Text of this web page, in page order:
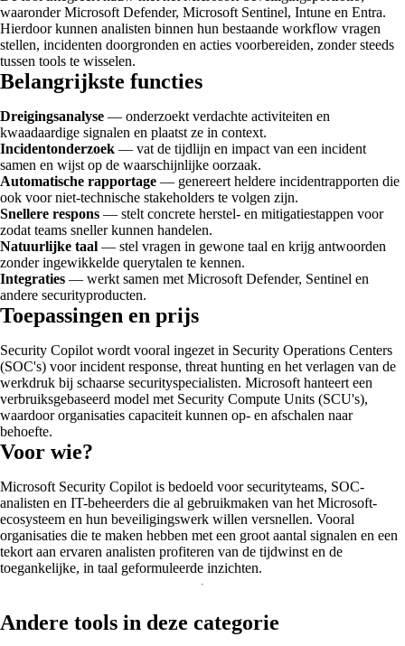
waaronder Microsoft Defender, Microsoft Sentinel, Intune en Entra.
Hierdoor kunnen analisten binnen hun bestaande workflow vragen
stellen, incidenten doorgronden en acties voorbereiden, zonder steeds
tussen tools te wisselen.
Belangrijkste functies
Dreigingsanalyse — onderzoekt verdachte activiteiten en
kwaadaardige signalen en plaatst ze in context.
Incidentonderzoek — vat de tijdlijn en impact van een incident
samen en wijst op de waarschijnlijke oorzaak.
Automatische rapportage — genereert heldere incidentrapporten die
ook voor niet-technische stakeholders te volgen zijn.
Snellere respons — stelt concrete herstel- en mitigatiestappen voor
zodat teams sneller kunnen handelen.
Natuurlijke taal — stel vragen in gewone taal en krijg antwoorden
zonder ingewikkelde querytalen te kennen.
Integraties — werkt samen met Microsoft Defender, Sentinel en
andere securityproducten.
Toepassingen en prijs
Security Copilot wordt vooral ingezet in Security Operations Centers
(SOC's) voor incident response, threat hunting en het verlagen van de
werkdruk bij schaarse securityspecialisten. Microsoft hanteert een
verbruiksgebaseerd model met Security Compute Units (SCU's),
waardoor organisaties capaciteit kunnen op- en afschalen naar
behoefte.
Voor wie?
Microsoft Security Copilot is bedoeld voor securityteams, SOC-
analisten en IT-beheerders die al gebruikmaken van het Microsoft-
ecosysteem en hun beveiligingswerk willen versnellen. Vooral
organisaties die te maken hebben met een groot aantal signalen en een
tekort aan ervaren analisten profiteren van de tijdwinst en de
toegankelijke, in taal geformuleerde inzichten.
Andere tools in deze categorie